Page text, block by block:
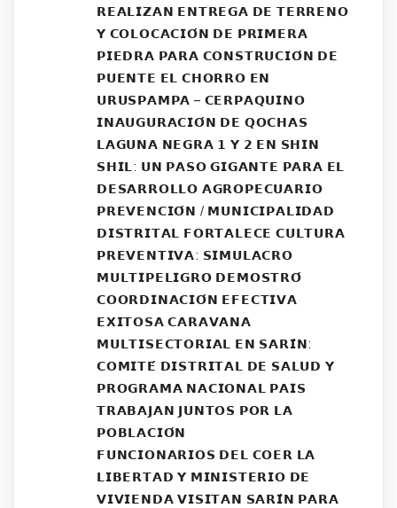
𝗥𝗘𝗔𝗟𝗜𝗭𝗔𝗡 𝗘𝗡𝗧𝗥𝗘𝗚𝗔 𝗗𝗘 𝗧𝗘𝗥𝗥𝗘𝗡𝗢
𝗬 𝗖𝗢𝗟𝗢𝗖𝗔𝗖𝗜𝗢́𝗡 𝗗𝗘 𝗣𝗥𝗜𝗠𝗘𝗥𝗔
𝗣𝗜𝗘𝗗𝗥𝗔 𝗣𝗔𝗥𝗔 𝗖𝗢𝗡𝗦𝗧𝗥𝗨𝗖𝗜𝗢́𝗡 𝗗𝗘
𝗣𝗨𝗘𝗡𝗧𝗘 𝗘𝗟 𝗖𝗛𝗢𝗥𝗥𝗢 𝗘𝗡
𝗨𝗥𝗨𝗦𝗣𝗔𝗠𝗣𝗔 – 𝗖𝗘𝗥𝗣𝗔𝗤𝗨𝗜𝗡𝗢
𝗜𝗡𝗔𝗨𝗚𝗨𝗥𝗔𝗖𝗜𝗢́𝗡 𝗗𝗘 𝗤𝗢𝗖𝗛𝗔𝗦
𝗟𝗔𝗚𝗨𝗡𝗔 𝗡𝗘𝗚𝗥𝗔 𝟭 𝗬 𝟮 𝗘𝗡 𝗦𝗛𝗜𝗡
𝗦𝗛𝗜𝗟: 𝗨𝗡 𝗣𝗔𝗦𝗢 𝗚𝗜𝗚𝗔𝗡𝗧𝗘 𝗣𝗔𝗥𝗔 𝗘𝗟
𝗗𝗘𝗦𝗔𝗥𝗥𝗢𝗟𝗟𝗢 𝗔𝗚𝗥𝗢𝗣𝗘𝗖𝗨𝗔𝗥𝗜𝗢
𝗣𝗥𝗘𝗩𝗘𝗡𝗖𝗜𝗢́𝗡 / 𝗠𝗨𝗡𝗜𝗖𝗜𝗣𝗔𝗟𝗜𝗗𝗔𝗗
𝗗𝗜𝗦𝗧𝗥𝗜𝗧𝗔𝗟 𝗙𝗢𝗥𝗧𝗔𝗟𝗘𝗖𝗘 𝗖𝗨𝗟𝗧𝗨𝗥𝗔
𝗣𝗥𝗘𝗩𝗘𝗡𝗧𝗜𝗩𝗔: 𝗦𝗜𝗠𝗨𝗟𝗔𝗖𝗥𝗢
𝗠𝗨𝗟𝗧𝗜𝗣𝗘𝗟𝗜𝗚𝗥𝗢 𝗗𝗘𝗠𝗢𝗦𝗧𝗥𝗢́
𝗖𝗢𝗢𝗥𝗗𝗜𝗡𝗔𝗖𝗜𝗢́𝗡 𝗘𝗙𝗘𝗖𝗧𝗜𝗩𝗔
𝗘𝗫𝗜𝗧𝗢𝗦𝗔 𝗖𝗔𝗥𝗔𝗩𝗔𝗡𝗔
𝗠𝗨𝗟𝗧𝗜𝗦𝗘𝗖𝗧𝗢𝗥𝗜𝗔𝗟 𝗘𝗡 𝗦𝗔𝗥𝗜́𝗡:
𝗖𝗢𝗠𝗜𝗧𝗘́ 𝗗𝗜𝗦𝗧𝗥𝗜𝗧𝗔𝗟 𝗗𝗘 𝗦𝗔𝗟𝗨𝗗 𝗬
𝗣𝗥𝗢𝗚𝗥𝗔𝗠𝗔 𝗡𝗔𝗖𝗜𝗢𝗡𝗔𝗟 𝗣𝗔𝗜𝗦
𝗧𝗥𝗔𝗕𝗔𝗝𝗔𝗡 𝗝𝗨𝗡𝗧𝗢𝗦 𝗣𝗢𝗥 𝗟𝗔
𝗣𝗢𝗕𝗟𝗔𝗖𝗜𝗢́𝗡
𝗙𝗨𝗡𝗖𝗜𝗢𝗡𝗔𝗥𝗜𝗢𝗦 𝗗𝗘𝗟 𝗖𝗢𝗘𝗥 𝗟𝗔
𝗟𝗜𝗕𝗘𝗥𝗧𝗔𝗗 𝗬 𝗠𝗜𝗡𝗜𝗦𝗧𝗘𝗥𝗜𝗢 𝗗𝗘
𝗩𝗜𝗩𝗜𝗘𝗡𝗗𝗔 𝗩𝗜𝗦𝗜𝗧𝗔𝗡 𝗦𝗔𝗥𝗜́𝗡 𝗣𝗔𝗥𝗔